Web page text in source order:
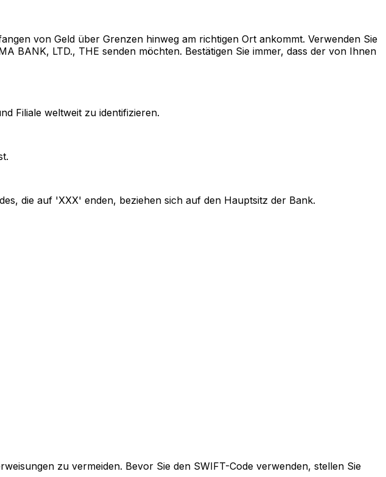
von Geld über Grenzen hinweg am richtigen Ort ankommt. Verwenden Sie
BANK, LTD., THE senden möchten. Bestätigen Sie immer, dass der von Ihnen
Filiale weltweit zu identifizieren.
die auf 'XXX' enden, beziehen sich auf den Hauptsitz der Bank.
zu vermeiden. Bevor Sie den SWIFT-Code verwenden, stellen Sie